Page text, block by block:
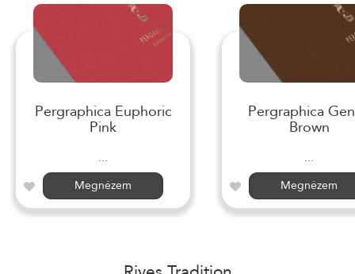
Pergraphica Euphoric
Pink
...
Megnézem
Pergraphica
Brown
...
Megnézem